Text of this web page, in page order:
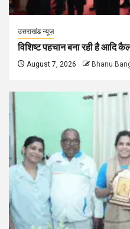
उत्तराखंड न्यूज़
विशिष्ट पहचान बना रही है आदि
August 7, 2026 Bhanu